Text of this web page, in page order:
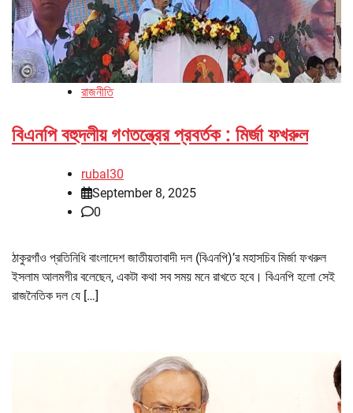
রাজনীতি
বিএনপি বহুদলীয় গণতন্ত্রের প্রবর্তক : মির্জা ফখরুল
rubal30
September 8, 2025
0
ঠাকুরগাঁও প্রতিনিধি বাংলাদেশ জাতীয়তাবাদী দল (বিএনপি)’র মহাসচিব মির্জা ফখরুল
ইসলাম আলমগীর বলেছেন, একটা কথা সব সময় মনে রাখতে হবে। বিএনপি হলো সেই
রাজনৈতিক দল যে […]